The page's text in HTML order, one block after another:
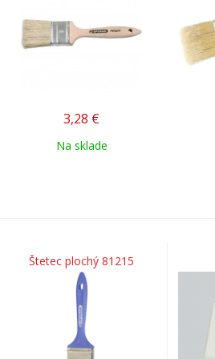
3,28 €
Na sklade
Štetec plochý 81215